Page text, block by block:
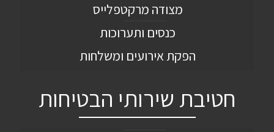
מצודה מרקטפלייס
כנסים ותערוכות
הפקת אירועים ומשלחות
חטיבת שירותי הבטיחות